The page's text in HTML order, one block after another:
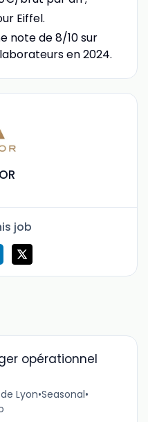
Eiffel.
note de 8/10 sur
en 2024.
job
opérationnel
Lyon•Seasonal•